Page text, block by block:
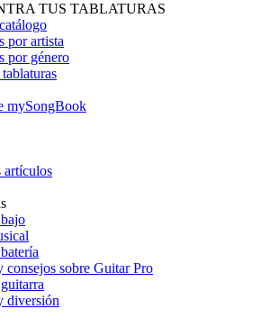
TUS TABLATURAS
por artista
por género
mySongBook
artículos
consejos sobre Guitar Pro
diversión